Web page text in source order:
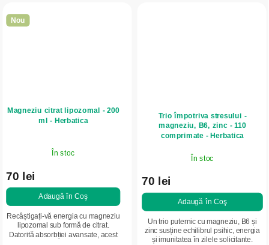
Nou
Magneziu citrat lipozomal - 200
ml - Herbatica
În stoc
70 lei
Adaugă în Coş
Recâștigați-vă energia cu magneziu
lipozomal sub formă de citrat.
Datorită absorbției avansate, acest
Trio împotriva stresului -
magneziu, B6, zinc - 110
comprimate - Herbatica
În stoc
70 lei
Adaugă în Coş
Un trio puternic cu magneziu, B6 și
zinc susține echilibrul psihic, energia
și imunitatea în zilele solicitante.